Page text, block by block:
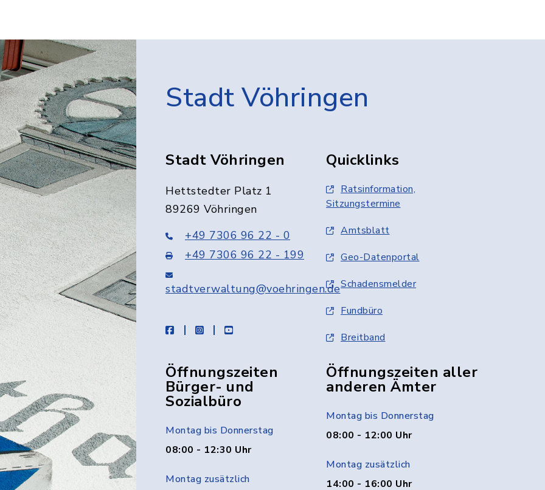
Stadt Vöhringen
Stadt Vöhringen
Hettstedter Platz 1
89269 Vöhringen
+49 7306 96 22 - 0
+49 7306 96 22 - 199
stadtverwaltung@voehringen.de
facebookinstagramyoutube
Quicklinks
Ratsinformation,
Sitzungstermine
Amtsblatt
Geo-Datenportal
Schadensmelder
Fundbüro
Breitband
Öffnungszeiten
Bürger- und
Sozialbüro
Montag bis Donnerstag
08:00 - 12:30 Uhr
Montag zusätzlich
Öffnungszeiten aller
anderen Ämter
Montag bis Donnerstag
08:00 - 12:00 Uhr
Montag zusätzlich
14:00 - 16:00 Uhr